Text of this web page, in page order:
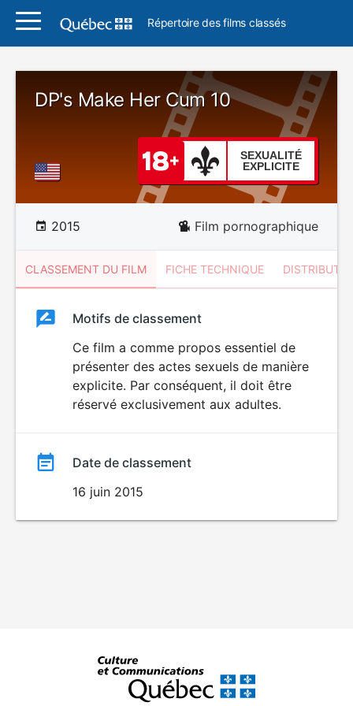
Répertoire des films classés
DP's Make Her Cum 10
SEXUALITÉ
EXPLICITE
2015 Film pornographique
CLASSEMENT DU FILM FICHE TECHNIQUE
ClassementClassement
SEXUALITÉ
EXPLICITE
Motifs de classement
Ce film a comme propos essentiel de
présenter des actes sexuels de manière
explicite. Par conséquent, il doit être
réservé exclusivement aux adultes.
Date de classement
16 juin 2015